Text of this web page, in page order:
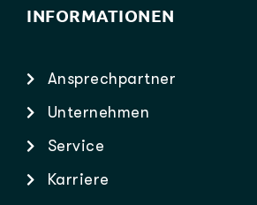
INFORMATIONEN
Ansprechpartner
Unternehmen
Service
Karriere